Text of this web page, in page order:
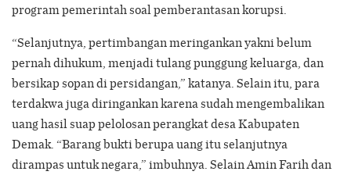
program pemerintah soal pemberantasan korupsi.
“Selanjutnya, pertimbangan meringankan yakni belum
pernah dihukum, menjadi tulang punggung keluarga, dan
bersikap sopan di persidangan,” katanya. Selain itu, para
terdakwa juga diringankan karena sudah mengembalikan
uang hasil suap pelolosan perangkat desa Kabupaten
Demak. “Barang bukti berupa uang itu selanjutnya
dirampas untuk negara,” imbuhnya. Selain Amin Farih dan